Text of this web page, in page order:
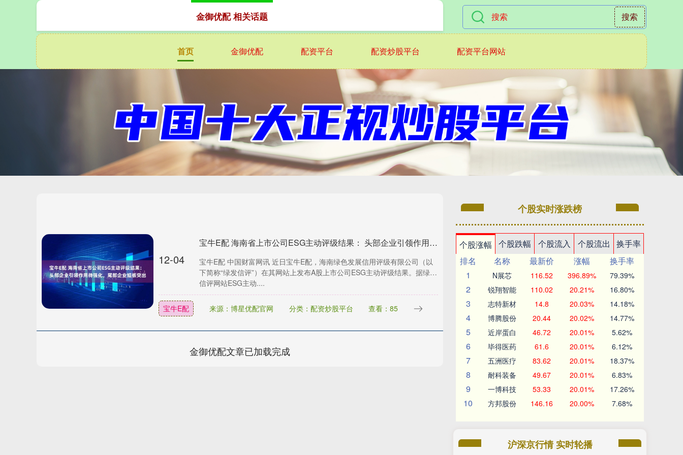
搜索
首页 金御优配 配资平台 配资炒股平台 配资平台网站
金御优配 相关话题
12-04
宝牛E配 海南省上市公司ESG主动评级结果： 头部企业引领作用待强化，尾部企业短板突出
宝牛E配 中国财富网讯 近日宝牛E配，海南绿色发展信用评级有限公司（以
下简称“绿发信评”）在其网站上发布A股上市公司ESG主动评级结果。据绿发
信评网站ESG主动....
宝牛E配 来源：博星优配官网 分类：配资炒股平台 查看：85
金御优配文章已加载完成
个股实时涨跌榜
个股涨幅 个股跌幅 个股流入 个股流出
换手率
排名
名称 最新价 涨幅
换手率
1
N展芯 116.52 396.89% 79.39%
2 锐翔智能 110.02 20.21% 16.80%
3 志特新材 14.8 20.03% 14.18%
4 博腾股份 20.44 20.02% 14.77%
5 近岸蛋白 46.72 20.01% 5.62%
6 毕得医药 61.6 20.01% 6.12%
7 五洲医疗 83.62 20.01% 18.37%
8 耐科装备 49.67 20.01% 6.83%
9 一博科技 53.33 20.01% 17.26%
10 方邦股份 146.16 20.00% 7.68%
沪深京行情 实时轮播